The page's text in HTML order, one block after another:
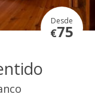
Desde
€75